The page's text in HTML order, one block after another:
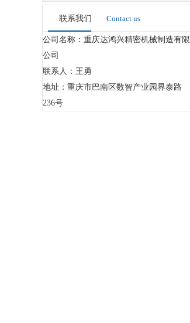
联系我们 Contact us
公司名称：重庆达鸿兴精密机械制造有限
公司
联系人：王勇
地址：重庆市巴南区数智产业园界泰路
236号